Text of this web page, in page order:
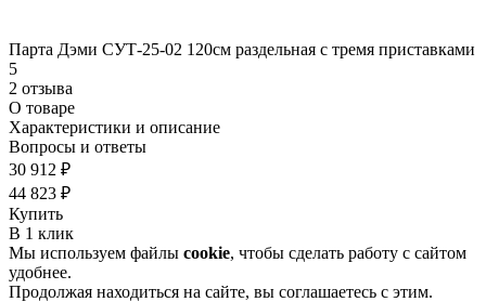
Парта Дэми СУТ-25-02 120см раздельная с тремя приставками
5
2 отзыва
О товаре
Характеристики и описание
Вопросы и ответы
30 912 ₽
44 823 ₽
Купить
В 1 клик
Мы используем файлы cookie, чтобы сделать работу с сайтом
удобнее.
Продолжая находиться на сайте, вы соглашаетесь с этим.